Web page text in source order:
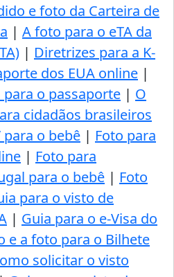
e foto da Carteira de
| A foto para o eTA da
| Diretrizes para a K-
dos EUA online |
o passaporte | O
cidadãos brasileiros
para o bebê | Foto para
| Foto para
para o bebê | Foto
para o visto de
| Guia para o e-Visa do
e a foto para o Bilhete
solicitar o visto